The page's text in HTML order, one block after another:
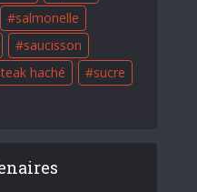
salmonelle
saucisson
haché
sucre